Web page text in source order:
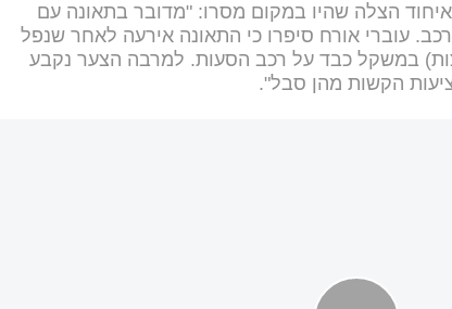
הצלה שהיו במקום מסרו: "מדובר בתאונה עם
עוברי אורח סיפרו כי התאונה אירעה לאחר שנפל
במשקל כבד על רכב הסעות. למרבה הצער נקבע
הקשות מהן סבל".